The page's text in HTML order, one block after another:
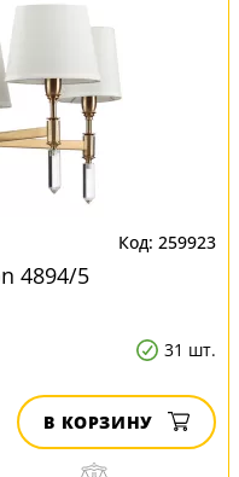
259923
4894/5
31 шт.
В КОРЗИНУ